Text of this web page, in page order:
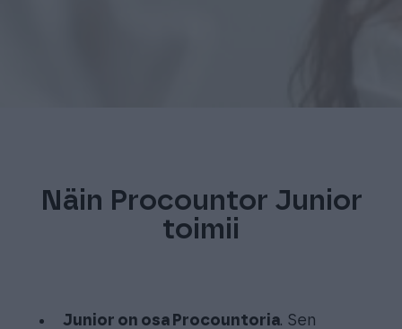
Näin Procountor Junior
toimii
Junior on osa Procountoria. Sen